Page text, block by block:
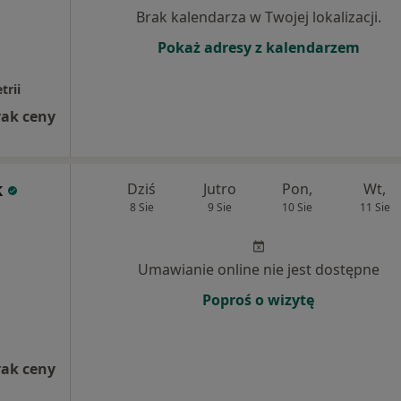
ceny
Brak kalendarza w Twojej lokalizacji.
Pokaż adresy z kalendarzem
ceny
Dziś
8 Sie
Jutro
9 Sie
Pon,
10 Sie
Wt,
11 Sie
Umawianie online nie jest dostępne
Poproś o wizytę